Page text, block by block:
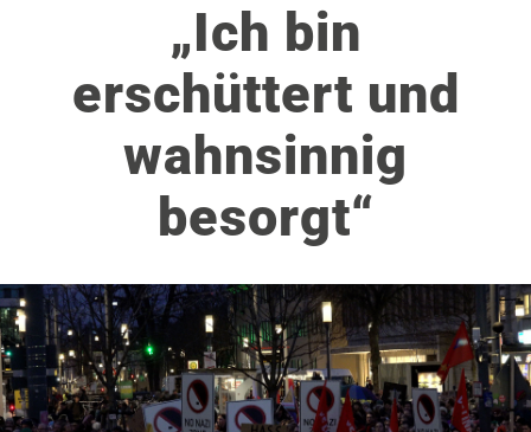
„Ich bin
erschüttert und
wahnsinnig
besorgt“